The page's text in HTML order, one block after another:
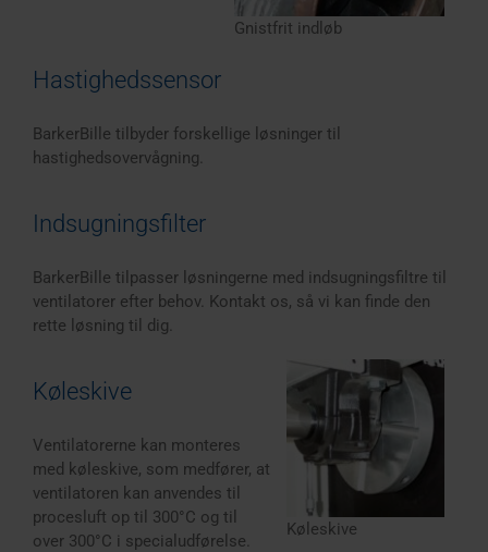
Gnistfrit indløb
Hastighedssensor
BarkerBille tilbyder forskellige løsninger til
hastighedsovervågning.
Indsugningsfilter
BarkerBille tilpasser løsningerne med indsugningsfiltre til
ventilatorer efter behov. Kontakt os, så vi kan finde den
rette løsning til dig.
Køleskive
Køleskive
Ventilatorerne kan monteres
med køleskive, som medfører, at
ventilatoren kan anvendes til
procesluft op til 300°C og til
over 300°C i specialudførelse.